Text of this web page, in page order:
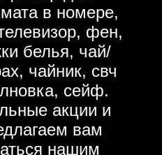
в номере,
фен,
белья, чай/
чайник, свч
сейф.
акции и
вам
нашим